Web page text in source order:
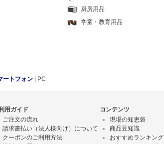
厨房用品
学童・教育用品
ートフォン | PC
用ガイド
ご注文の流れ
請求書払い（法人様向け）について
クーポンのご利用方法
コンテンツ
現場の知恵袋
商品豆知識
おすすめランキング